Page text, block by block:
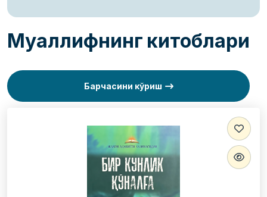
Муаллифнинг китоблари
Барчасини кўриш